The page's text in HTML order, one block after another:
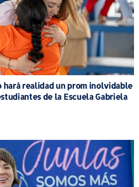
hará realidad un prom inolvidable
de la Escuela Gabriela